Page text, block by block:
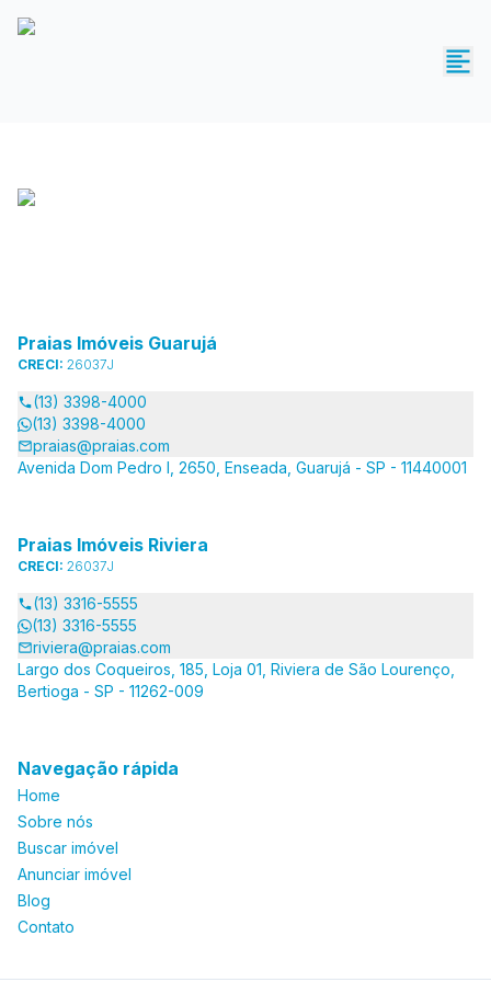
Praias Imóveis Guarujá
CRECI: 26037J
(13) 3398-4000
(13) 3398-4000
praias@praias.com
Avenida Dom Pedro I, 2650, Enseada, Guarujá - SP - 11440001
Praias Imóveis Riviera
CRECI: 26037J
(13) 3316-5555
(13) 3316-5555
riviera@praias.com
Largo dos Coqueiros, 185, Loja 01, Riviera de São Lourenço,
Bertioga - SP - 11262-009
Navegação rápida
Home
Sobre nós
Buscar imóvel
Anunciar imóvel
Blog
Contato